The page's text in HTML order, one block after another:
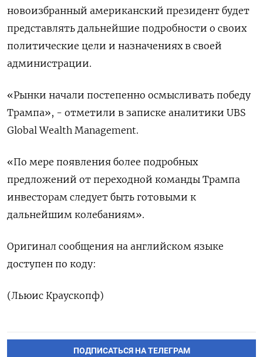
новоизбранный американский президент будет
представлять дальнейшие подробности о своих
политические цели и назначениях в своей
администрации.
«Рынки начали постепенно осмысливать победу
Трампа», - отметили в записке аналитики UBS
Global Wealth Management.
«По мере появления более подробных
предложений от переходной команды Трампа
инвесторам следует быть готовыми к
дальнейшим колебаниям».
Оригинал сообщения на английском языке
доступен по коду:
(Льюис Краускопф)
ПОДПИСАТЬСЯ НА ТЕЛЕГРАМ